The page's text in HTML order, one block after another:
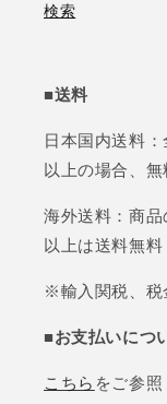
検索
■送料
日本国内送料
以上の場合、無
海外送料：商
以上は送料無料
※輸入関税、税
■お支払いにつ
こちら をご参照